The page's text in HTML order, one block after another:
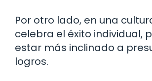
Por otro lado, en una
celebra el éxito individual,
estar más inclinado a
logros.